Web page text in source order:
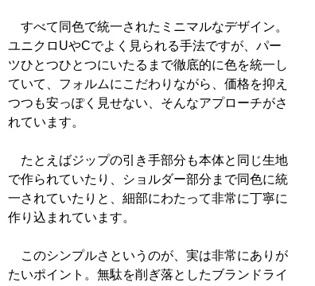
すべて同色で統一されたミニマルなデザイン。
ユニクロUやCでよく見られる手法ですが、パー
ツひとつひとつにいたるまで徹底的に色を統一し
ていて、フォルムにこだわりながら、価格を抑え
つつも安っぽく見せない、そんなアプローチがさ
れています。
たとえばジップの引き手部分も本体と同じ生地
で作られていたり、ショルダー部分まで同色に統
一されていたりと、細部にわたって非常に丁寧に
作り込まれています。
このシンプルさというのが、実は非常にありが
たいポイント。無駄を削ぎ落としたブランドライ